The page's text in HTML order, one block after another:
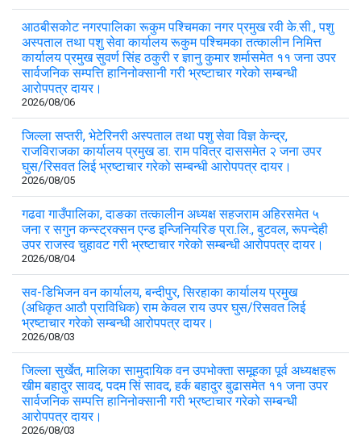
आठबीसकोट नगरपालिका रूकुम पश्चिमका नगर प्रमुख रवी के.सी., पशु
अस्पताल तथा पशु सेवा कार्यालय रूकुम पश्चिमका तत्कालीन निमित्त
कार्यालय प्रमुख सुवर्ण सिंह ठकुरी र ज्ञानु कुमार शर्मासमेत ११ जना उपर
सार्वजनिक सम्पत्ति हानिनोक्सानी गरी भ्रष्टाचार गरेको सम्बन्धी
आरोपपत्र दायर।
2026/08/06
जिल्ला सप्तरी, भेटेरिनरी अस्पताल तथा पशु सेवा विज्ञ केन्द्र,
राजविराजका कार्यालय प्रमुख डा. राम पवित्र दाससमेत २ जना उपर
घुस/रिसवत लिई भ्रष्टाचार गरेको सम्बन्धी आरोपपत्र दायर।
2026/08/05
गढवा गाउँपालिका, दाङका तत्कालीन अध्यक्ष सहजराम अहिरसमेत ५
जना र सगुन कन्स्ट्रक्सन एन्ड इन्जिनियरिङ प्रा.लि., बुटवल, रूपन्देही
उपर राजस्व चुहावट गरी भ्रष्टाचार गरेको सम्बन्धी आरोपपत्र दायर।
2026/08/04
सव-डिभिजन वन कार्यालय, बन्दीपुर, सिरहाका कार्यालय प्रमुख
(अधिकृत आठौ प्राविधिक) राम केवल राय उपर घुस/रिसवत लिई
भ्रष्टाचार गरेको सम्बन्धी आरोपपत्र दायर।
2026/08/03
जिल्ला सुर्खेत, मालिका सामुदायिक वन उपभोक्ता समूहका पूर्व अध्यक्षहरू
खीम बहादुर सावद, पदम सिं सावद, हर्क बहादुर बुढासमेत ११ जना उपर
सार्वजनिक सम्पत्ति हानिनोक्सानी गरी भ्रष्टाचार गरेको सम्बन्धी
आरोपपत्र दायर।
2026/08/03